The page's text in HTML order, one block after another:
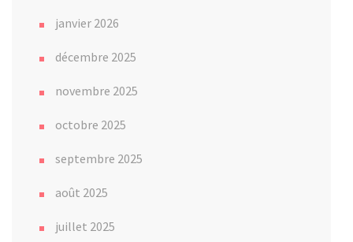
janvier 2026
décembre 2025
novembre 2025
octobre 2025
septembre 2025
août 2025
juillet 2025